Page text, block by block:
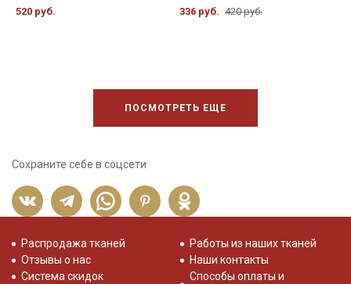
520 руб. 336 руб. 420 руб.
ПОСМОТРЕТЬ ЕЩЕ
Сохраните себе в соцсети
Распродажа тканей
Отзывы о нас
Система скидок
Работы из наших тканей
Наши контакты
Способы оплаты и